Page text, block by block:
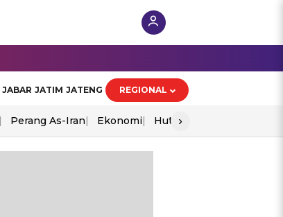
JABAR JATIM JATENG REGIONAL
Perang As-Iran Ekonomi Hut Ri
›